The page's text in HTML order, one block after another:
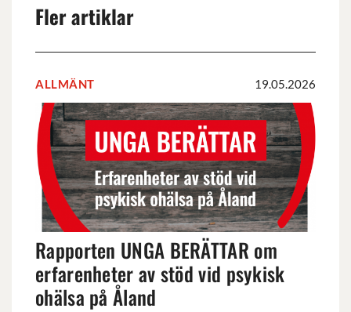
Fler artiklar
ALLMÄNT 19.05.2026
Rapporten
UNGA
BERÄTTAR
om
erfarenheter
av
stöd
vid
psykisk
ohälsa
på
Åland
Rapporten UNGA BERÄTTAR om
erfarenheter av stöd vid psykisk
ohälsa på Åland